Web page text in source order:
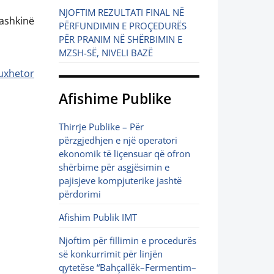
NJOFTIM REZULTATI FINAL NË
PËRFUNDIMIN E PROÇEDURËS
PËR PRANIM NË SHËRBIMIN E
MZSH-SË, NIVELI BAZË
Afishime Publike
Thirrje Publike – Për
përzgjedhjen e një operatori
ekonomik të liçensuar që ofron
shërbime për asgjësimin e
pajisjeve kompjuterike jashtë
përdorimi
Afishim Publik IMT
Njoftim për fillimin e procedurës
së konkurrimit për linjën
qytetëse “Bahçallëk–Fermentim–